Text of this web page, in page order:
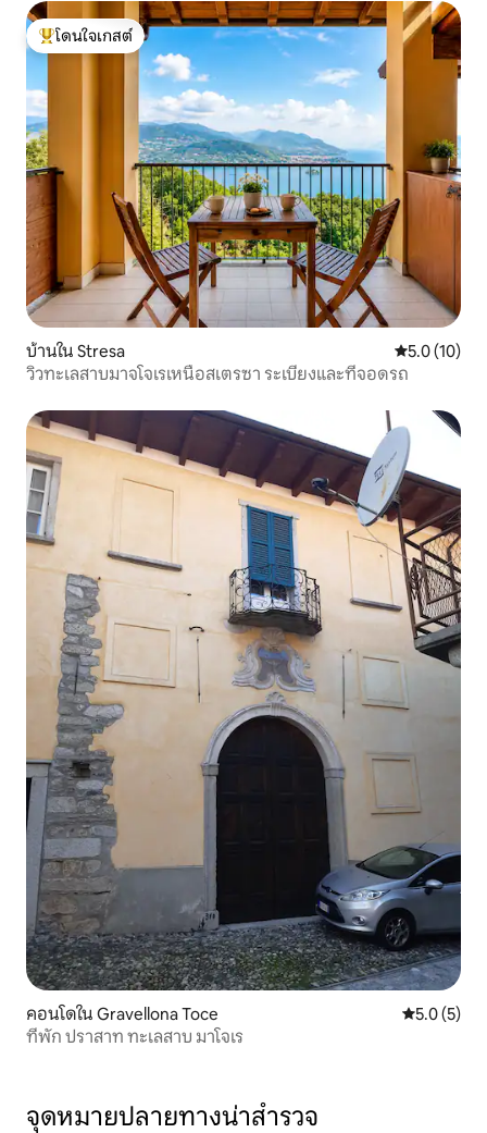
โดนใจเกสต์ที่สุด
โดนใจเกสต์
บ้านใน Stresa คะแนนเฉลี่ย
5.0 (10)
วิวทะเลสาบมาจโจเรเหนือสเตรซา ระเบียงและที่จอดรถ
คอนโดใน Gravellona Toce คะแนนเฉลี่
5.0 (5)
ที่พัก ปราสาท ทะเลสาบ มาโจเร
จุดหมายปลายทางน่าสำรวจ